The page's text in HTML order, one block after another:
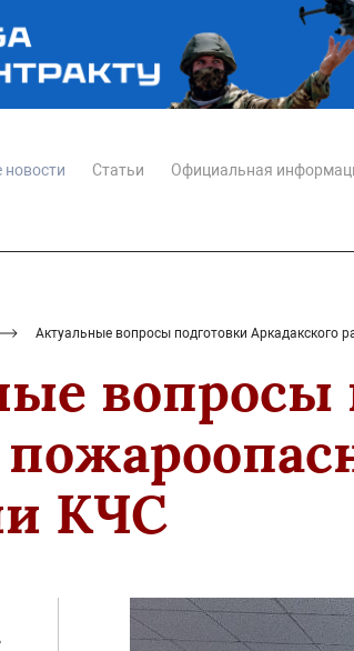
новости Статьи Официальная
Актуальные вопросы подготовки Аркадакского
вопросы
КЧС